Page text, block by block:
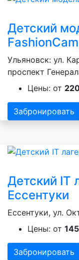
Детский
Ульяновск: ул.
проспект
Цены: от
Забронировать
Детский IT
Ессентуки
Ессентуки, ул.
Цены: от
Забронировать